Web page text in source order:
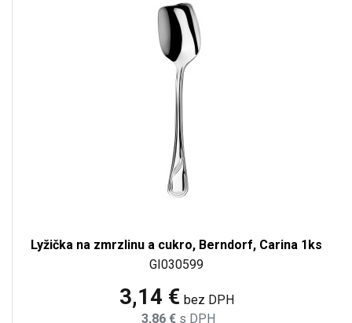
Lyžička na zmrzlinu a cukro, Berndorf, Carina 1ks
GI030599
3,14 € bez DPH
3,86 € s DPH